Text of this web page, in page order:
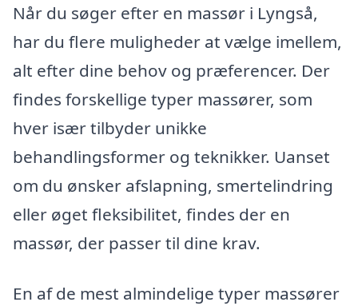
Når du søger efter en massør i Lyngså,
har du flere muligheder at vælge imellem,
alt efter dine behov og præferencer. Der
findes forskellige typer massører, som
hver især tilbyder unikke
behandlingsformer og teknikker. Uanset
om du ønsker afslapning, smertelindring
eller øget fleksibilitet, findes der en
massør, der passer til dine krav.
En af de mest almindelige typer massører